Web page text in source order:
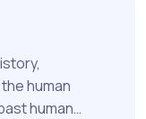
human
human